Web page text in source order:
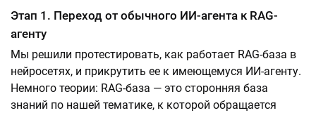
Этап 1. Переход от обычного ИИ-агента к RAG-
агенту
Мы решили протестировать, как работает RAG-база в
нейросетях, и прикрутить ее к имеющемуся ИИ-агенту.
Немного теории: RAG-база — это сторонняя база
знаний по нашей тематике, к которой обращается